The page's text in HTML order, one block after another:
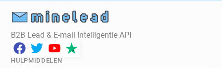
B2B Lead & E-mail Intelligentie API
HULPMIDDELEN